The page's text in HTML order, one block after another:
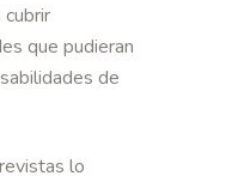
que pudieran
de
lo